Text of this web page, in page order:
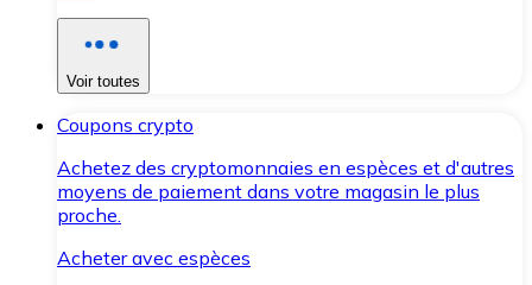
Voir toutes
Coupons crypto
Achetez des cryptomonnaies en espèces et d'autres
moyens de paiement dans votre magasin le plus
proche.
Acheter avec espèces